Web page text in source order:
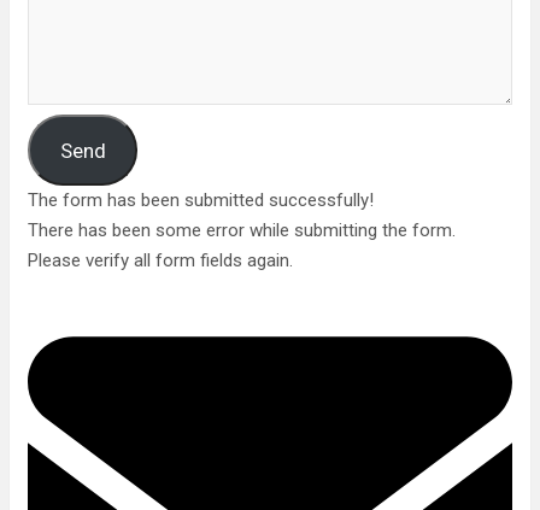
Send
The form has been submitted successfully!
There has been some error while submitting the form.
Please verify all form fields again.